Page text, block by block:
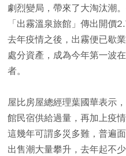
劇烈變局，帶來了大淘汰潮
「出霧溫泉旅館」傳出開價
去年疫情之後，出霧便已歇
處分資產，成為今年第一波
者。
屋比房屋總經理葉國華表示
館民宿供給過量，再加上疫
這幾年可謂多災多難，普遍
出售潮大量攀升，去年起不